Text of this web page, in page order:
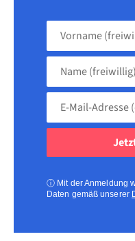
Vorname
Name
(freiwillig)
Adresse
ⓘ Mit der Anmeldung
Daten gemäß unserer